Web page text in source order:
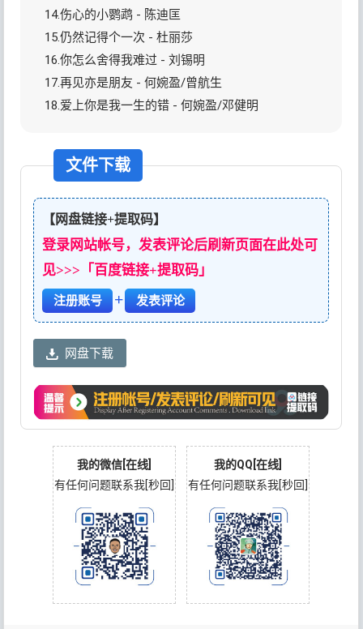
14.伤心的小鹦鹉 - 陈迪匡
15.仍然记得个一次 - 杜丽莎
16.你怎么舍得我难过 - 刘锡明
17.再见亦是朋友 - 何婉盈/曾航生
18.爱上你是我一生的错 - 何婉盈/邓健明
文件下载
【网盘链接+提取码】
登录网站帐号，发表评论后刷新页面在此处可
见>>>「百度链接+提取码」
注册账号 + 发表评论
网盘下载
我的微信[在线]
有任何问题联系我[秒回]
我的QQ[在线]
有任何问题联系我[秒回]